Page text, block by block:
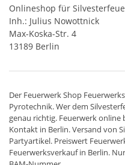
Onlineshop für
Inh.: Julius Nowottnick
Max-Koska-Str. 4
13189 Berlin
Der Feuerwerk Shop
Pyrotechnik. Wer dem
genau richtig. Feuerwerk online
Kontakt in Berlin. Versand von
Partyartikel. Preiswert
Feuerwerksverkauf in Berlin.